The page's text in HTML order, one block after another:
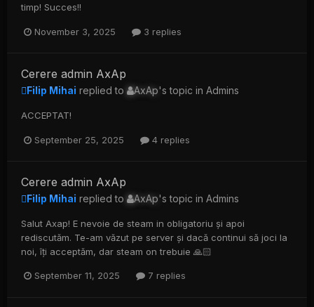
timp! Succes!!
November 3, 2025 3 replies
Cerere admin AxAp
Filip Mihai replied to AxAp's topic in Admins
ACCEPTAT!
September 25, 2025 4 replies
Cerere admin AxAp
Filip Mihai replied to AxAp's topic in Admins
Salut Axap! E nevoie de steam in obligatoriu și apoi
rediscutăm. Te-am văzut pe server și dacă continui să joci la
noi, îți acceptăm, dar steam on trebuie 🙏🏻
September 11, 2025 7 replies